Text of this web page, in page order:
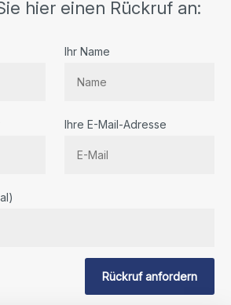
hier einen Rückruf an:
Ihr Name
Ihre E-Mail-Adresse
Rückruf anfordern